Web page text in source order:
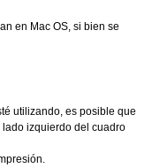
en Mac OS, si bien se
utilizando, es posible que
izquierdo del cuadro